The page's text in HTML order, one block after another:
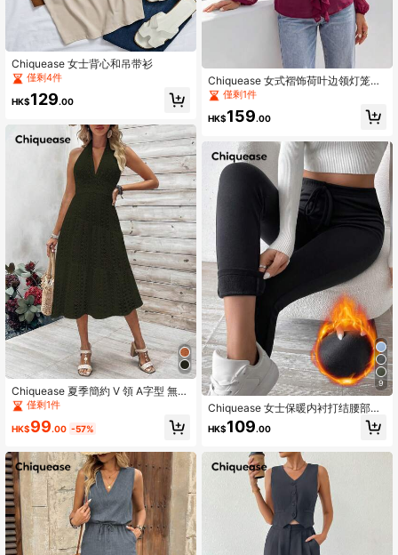
Chiquease 女士背心和吊带衫
僅剩4件
HK$129.00
Chiquease 夏季簡約 V 領 A字型 無袖
露背 領後綁帶 休閒運動中長裙
僅剩1件
HK$99.00 -57%
Chiquease 女式褶饰荷叶边领灯笼袖
系带衬衫
僅剩1件
HK$159.00
9
Chiquease 女士保暖内衬打结腰部薄
款紧身裤
HK$109.00